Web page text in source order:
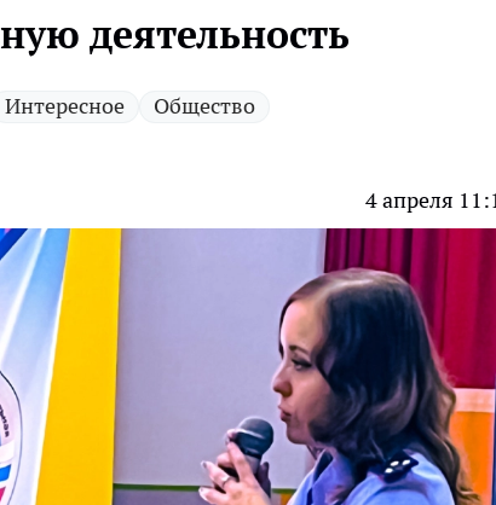
деятельность
Интересное Общество
4 апреля